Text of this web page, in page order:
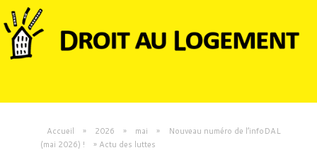
Accueil » 2026 » mai »
Nouveau numéro de l’infoDAL
(mai 2026) !
» Actu des luttes